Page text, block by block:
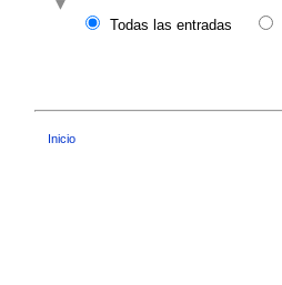
Todas las entradas
Inicio